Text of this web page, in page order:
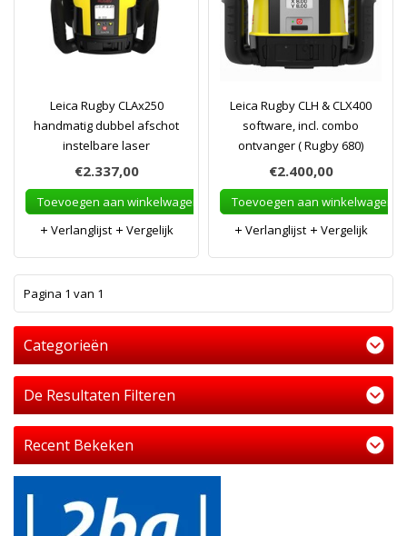
Leica Rugby CLAx250
handmatig dubbel afschot
instelbare laser
€2.337,00
Toevoegen aan winkelwagen
Verlanglijst
Vergelijk
Leica Rugby CLH & CLX400
software, incl. combo
ontvanger ( Rugby 680)
€2.400,00
Toevoegen aan winkelwagen
Verlanglijst
Vergelijk
Pagina 1 van 1
Categorieën
De Resultaten Filteren
Recent Bekeken